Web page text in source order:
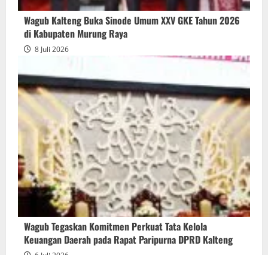
Wagub Kalteng Buka Sinode Umum XXV GKE Tahun 2026
di Kabupaten Murung Raya
8 Juli 2026
Wagub Tegaskan Komitmen Perkuat Tata Kelola
Keuangan Daerah pada Rapat Paripurna DPRD Kalteng